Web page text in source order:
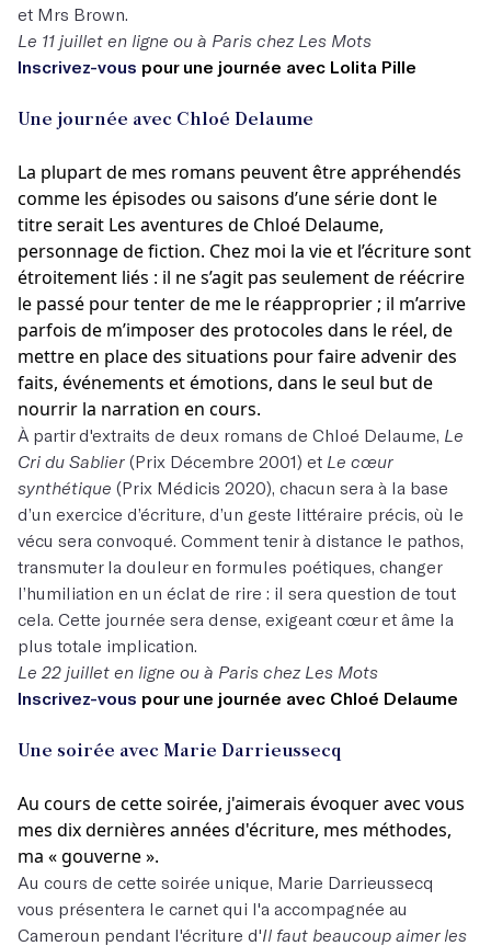
et Mrs Brown.
Le 11 juillet en ligne ou à Paris chez Les Mots
Inscrivez-vous pour une journée avec Lolita Pille
Une journée avec Chloé Delaume
La plupart de mes romans peuvent être appréhendés
comme les épisodes ou saisons d’une série dont le
titre serait Les aventures de Chloé Delaume,
personnage de fiction. Chez moi la vie et l’écriture sont
étroitement liés : il ne s’agit pas seulement de réécrire
le passé pour tenter de me le réapproprier ; il m’arrive
parfois de m’imposer des protocoles dans le réel, de
mettre en place des situations pour faire advenir des
faits, événements et émotions, dans le seul but de
nourrir la narration en cours.
À partir d'extraits de deux romans de Chloé Delaume, Le
Cri du Sablier (Prix Décembre 2001) et Le cœur
synthétique (Prix Médicis 2020), chacun sera à la base
d’un exercice d’écriture, d’un geste littéraire précis, où le
vécu sera convoqué. Comment tenir à distance le pathos,
transmuter la douleur en formules poétiques, changer
l’humiliation en un éclat de rire : il sera question de tout
cela. Cette journée sera dense, exigeant cœur et âme la
plus totale implication.
Le 22 juillet en ligne ou à Paris chez Les Mots
Inscrivez-vous pour une journée avec Chloé Delaume
Une soirée avec Marie Darrieussecq
Au cours de cette soirée, j'aimerais évoquer avec vous
mes dix dernières années d'écriture, mes méthodes,
ma « gouverne ».
Au cours de cette soirée unique, Marie Darrieussecq
vous présentera le carnet qui l'a accompagnée au
Cameroun pendant l'écriture d'Il faut beaucoup aimer les